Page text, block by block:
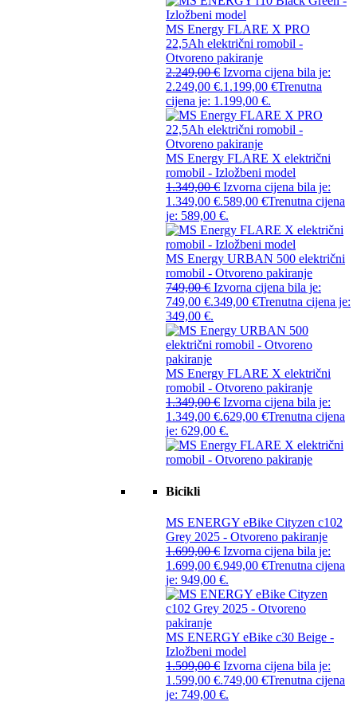
MS Energy FLARE X PRO
22,5Ah električni romobil -
Otvoreno pakiranje
2.249,00€ Izvorna cijena bila je:
2.249,00 €.1.199,00 €Trenutna
cijena je: 1.199,00 €.
MS Energy FLARE X električni
romobil - Izložbeni model
1.349,00€ Izvorna cijena bila je:
1.349,00 €.589,00 €Trenutna cijena
je: 589,00 €.
MS Energy URBAN 500 električni
romobil - Otvoreno pakiranje
749,00€ Izvorna cijena bila je:
749,00 €.349,00 €Trenutna cijena je:
349,00 €.
MS Energy FLARE X električni
romobil - Otvoreno pakiranje
1.349,00€ Izvorna cijena bila je:
1.349,00 €.629,00 €Trenutna cijena
je: 629,00 €.
Bicikli
MS ENERGY eBike Cityzen c102
Grey 2025 - Otvoreno pakiranje
1.699,00€ Izvorna cijena bila je:
1.699,00 €.949,00 €Trenutna cijena
je: 949,00 €.
MS ENERGY eBike c30 Beige -
Izložbeni model
1.599,00€ Izvorna cijena bila je:
1.599,00 €.749,00 €Trenutna cijena
je: 749,00 €.